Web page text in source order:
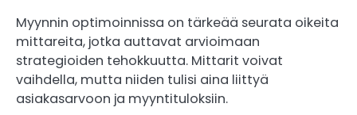
Myynnin optimoinnissa on tärkeää seurata oikeita
mittareita, jotka auttavat arvioimaan
strategioiden tehokkuutta. Mittarit voivat
vaihdella, mutta niiden tulisi aina liittyä
asiakasarvoon ja myyntituloksiin.